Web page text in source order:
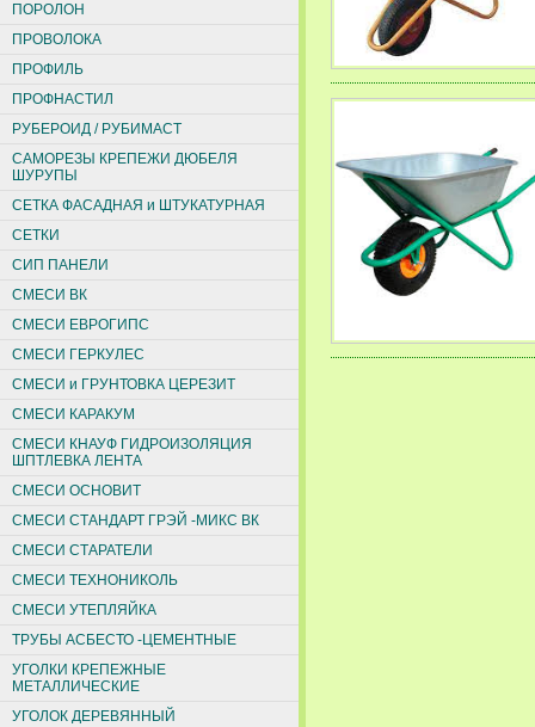
ПОРОЛОН
ПРОВОЛОКА
ПРОФИЛЬ
ПРОФНАСТИЛ
РУБЕРОИД / РУБИМАСТ
САМОРЕЗЫ КРЕПЕЖИ ДЮБЕЛЯ
ШУРУПЫ
СЕТКА ФАСАДНАЯ и ШТУКАТУРНАЯ
СЕТКИ
СИП ПАНЕЛИ
СМЕСИ ВК
СМЕСИ ЕВРОГИПС
СМЕСИ ГЕРКУЛЕС
СМЕСИ и ГРУНТОВКА ЦЕРЕЗИТ
СМЕСИ КАРАКУМ
СМЕСИ КНАУФ ГИДРОИЗОЛЯЦИЯ
ШПТЛЕВКА ЛЕНТА
СМЕСИ ОСНОВИТ
СМЕСИ СТАНДАРТ ГРЭЙ -МИКС ВК
СМЕСИ СТАРАТЕЛИ
СМЕСИ ТЕХНОНИКОЛЬ
СМЕСИ УТЕПЛЯЙКА
ТРУБЫ АСБЕСТО -ЦЕМЕНТНЫЕ
УГОЛКИ КРЕПЕЖНЫЕ
МЕТАЛЛИЧЕСКИЕ
УГОЛОК ДЕРЕВЯННЫЙ